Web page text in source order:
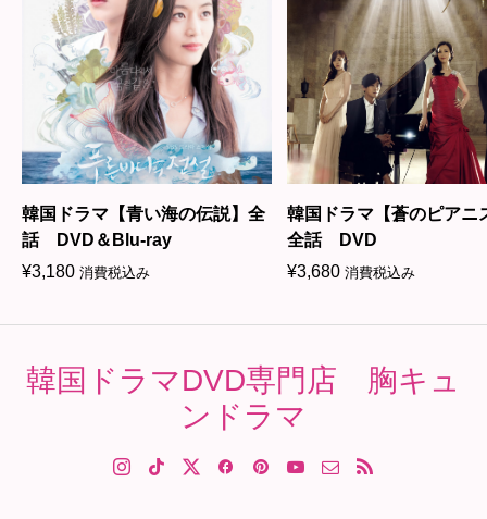
韓国ドラマ【青い海の伝説】全
話 DVD＆Blu-ray
¥3,180 消費税込み
韓国ドラマ【蒼のピアニ
全話 DVD
¥3,680 消費税込み
韓国ドラマDVD専門店 胸キュ
ンドラマ